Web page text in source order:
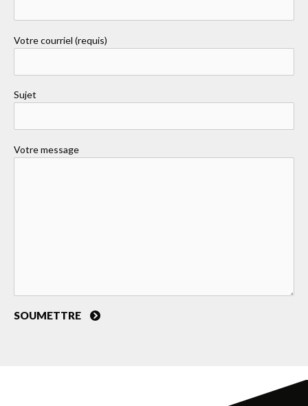
Votre courriel (requis)
Sujet
Votre message
SOUMETTRE